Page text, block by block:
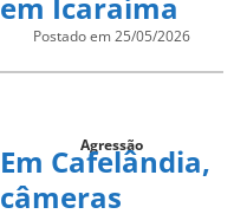
Postado em 25/05/2026
Agressão
Em Cafelândia,
câmeras